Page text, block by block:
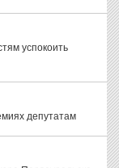
успокоить
депутатам